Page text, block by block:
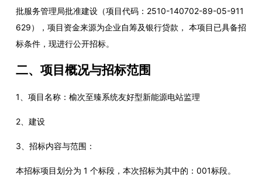
批服务管理局批准建设（项目代码： 2510-140702-89-05-911
629） ，项目资金来源为企业自筹及银行贷款 ， 本项目已具备招
标条件，现进行公开招标。
二、项目概况与招标范围
1、 项目名称 ： 榆次至臻系统友好型新能源电站监理
2、建设
3、招标内容与范围：
本招标项目划分为 1 个标段 ，本次招标为其中的： 001标段。